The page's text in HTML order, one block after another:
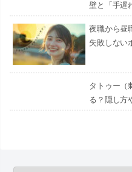
壁と「手遅
夜職から昼
失敗しない
タトゥー（
る？隠し方